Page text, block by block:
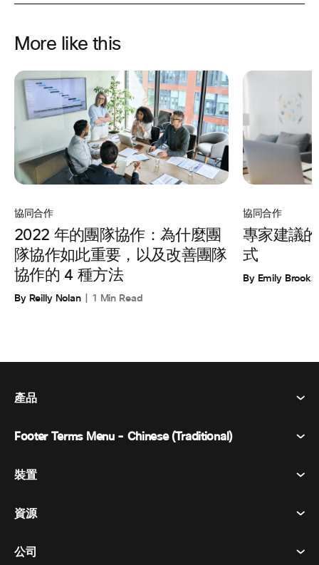
More like this
協同合作
2022 年的團隊協作：為什麼團
隊協作如此重要，以及改善團隊
協作的 4 種方法
By Reilly Nolan 1 Min Read
協同合作
專家建議
式
By Emily Brooks
產品
Webex 套件
訊息傳遞
活動
Footer Terms Menu - Chinese (Traditional)
條款及條件
商標
裝置
房間設備
資源
定價
公司